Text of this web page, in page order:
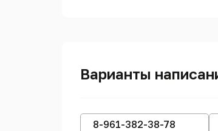
Варианты
8-961-382-38-78